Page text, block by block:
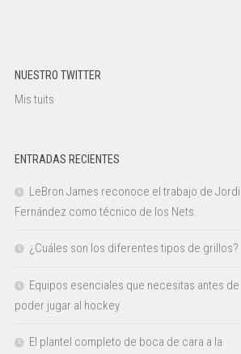
NUESTRO TWITTER
Mis tuits
ENTRADAS RECIENTES
LeBron James reconoce el trabajo de Jordi
Fernández como técnico de los Nets.
¿Cuáles son los diferentes tipos de grillos?
Equipos esenciales que necesitas antes de
poder jugar al hockey
El plantel completo de boca de cara a la